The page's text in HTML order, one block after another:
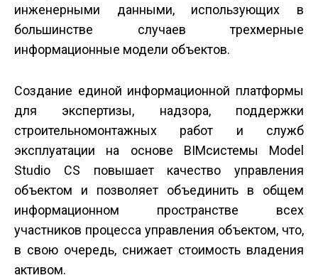
инженерными данными, использующих в
большинстве случаев трехмерные
информационные модели объектов.
Создание единой информационной платформы
для экспертизы, надзора, поддержки
строительно­монтажных работ и служб
эксплуатации на основе BIM­системы Model
Studio CS повышает качество управления
объектом и позволяет объединить в общем
информационном пространстве всех
участников процесса управления объектом, что,
в свою очередь, снижает стоимость владения
активом.